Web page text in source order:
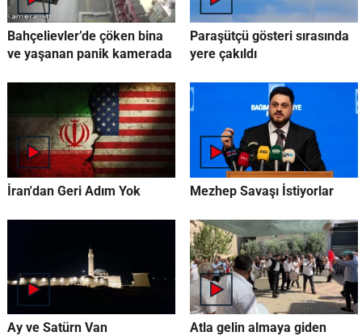
Bahçelievler’de çöken bina
ve yaşanan panik kamerada
Paraşütçü gösteri sırasında
yere çakıldı
İran'dan Geri Adım Yok Mezhep Savaşı İstiyorlar
Ay ve Satürn Van
Atla gelin almaya giden